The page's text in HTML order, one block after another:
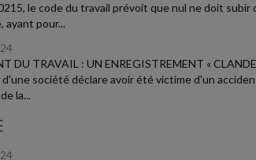
le code du travail prévoit que nul ne doit
ayant pour...
DU TRAVAIL : UN ENREGISTREMENT «
d'une société déclare avoir été victime d'un
la...